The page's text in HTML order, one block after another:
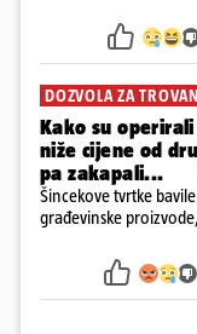
DOZVOLA ZA
Kako su
niže cijene od
pa zakapali...
Šincekove tvrtke
građevinske